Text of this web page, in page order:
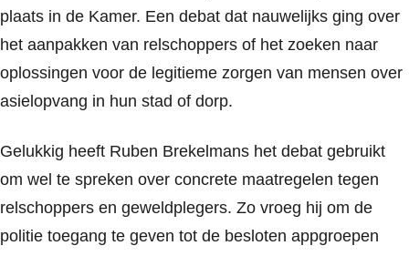
plaats in de Kamer. Een debat dat nauwelijks ging over
het aanpakken van relschoppers of het zoeken naar
oplossingen voor de legitieme zorgen van mensen over
asielopvang in hun stad of dorp.
Gelukkig heeft Ruben Brekelmans het debat gebruikt
om wel te spreken over concrete maatregelen tegen
relschoppers en geweldplegers. Zo vroeg hij om de
politie toegang te geven tot de besloten appgroepen